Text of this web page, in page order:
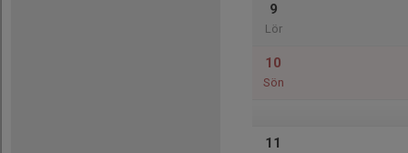
9
Lör
10
Sön
11